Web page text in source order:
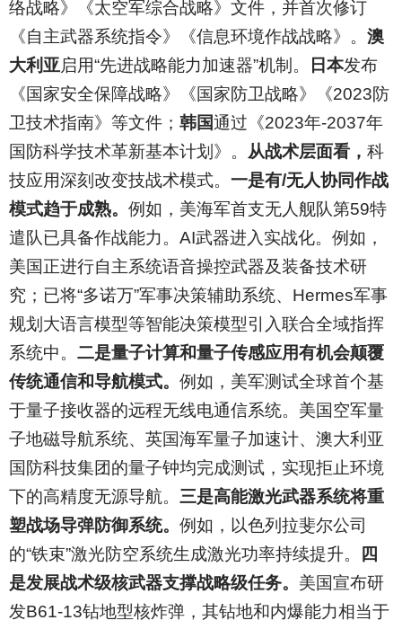
络战略》《太空军综合战略》文件，并首次修订
《自主武器系统指令》《信息环境作战战略》。 澳
大利亚启用“先进战略能力加速器”机制。 日本发布
《国家安全保障战略》《国家防卫战略》《2023防
卫技术指南》等文件； 韩国通过《2023年-2037年
国防科学技术革新基本计划》。
从战术层面看， 科
技应用深刻改变技战术模式。 一是有/无人协同作战
模式趋于成熟。 例如，美海军首支无人舰队第59特
遣队已具备作战能力。AI武器进入实战化。例如，
美国正进行自主系统语音操控武器及装备技术研
究；已将“多诺万”军事决策辅助系统、Hermes军事
规划大语言模型等智能决策模型引入联合全域指挥
系统中。 二是量子计算和量子传感应用有机会颠覆
传统通信和导航模式。 例如，美军测试全球首个基
于量子接收器的远程无线电通信系统。美国空军量
子地磁导航系统、英国海军量子加速计、澳大利亚
国防科技集团的量子钟均完成测试，实现拒止环境
下的高精度无源导航。 三是高能激光武器系统将重
塑战场导弹防御系统。 例如，以色列拉斐尔公司
的“铁束”激光防空系统生成激光功率持续提升。
四
是发展战术级核武器支撑战略级任务。 美国宣布研
发B61-13钻地型核炸弹，其钻地和内爆能力相当于